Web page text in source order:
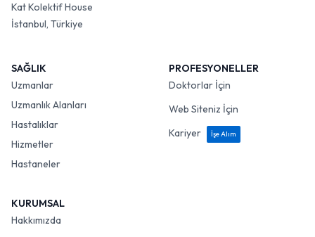
Kat Kolektif House
İstanbul, Türkiye
SAĞLIK
Uzmanlar
Uzmanlık Alanları
Hastalıklar
Hizmetler
Hastaneler
PROFESYONELLER
Doktorlar İçin
Web Siteniz İçin
Kariyer
İşe Alım
KURUMSAL
Hakkımızda